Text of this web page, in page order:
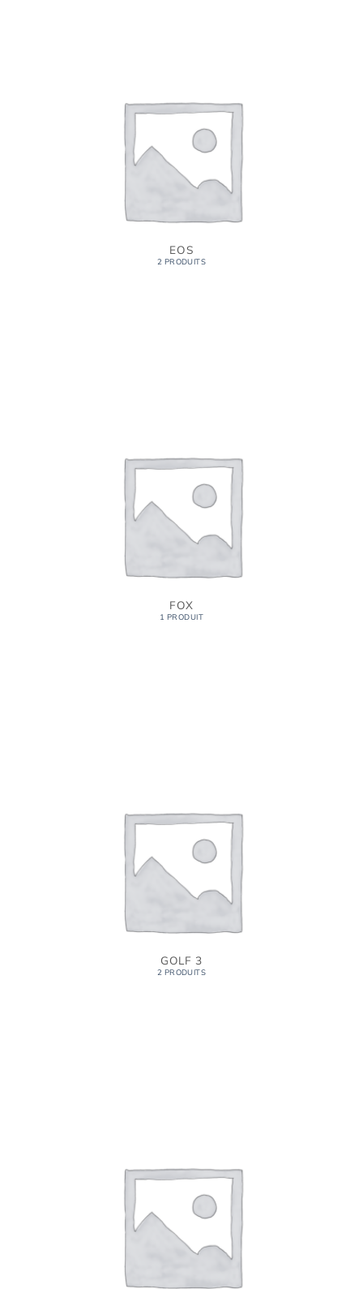
EOS
2 PRODUITS
FOX
1 PRODUIT
GOLF 3
2 PRODUITS